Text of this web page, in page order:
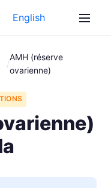
English
/
AMH (réserve
ovarienne)